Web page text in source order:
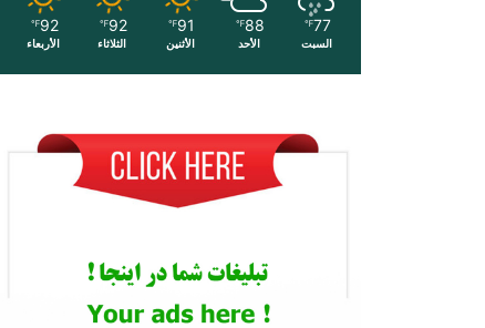
77
℉
السبت
88
℉
الأحد
91
℉
الأثنين
92
℉
الثلاثاء
92
℉
الأربعاء